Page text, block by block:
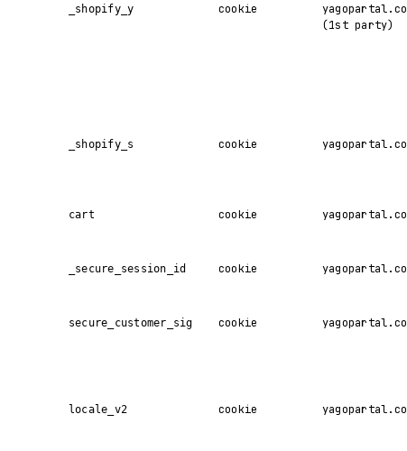
_shopify_y cookie
(1st party)
_shopify_s cookie
cart cookie
_secure_session_id cookie
secure_customer_sig cookie
locale_v2 cookie